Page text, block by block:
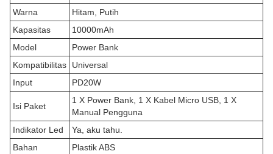
Warna
Hitam, Putih
Kapasitas
10000mAh
Model
Power Bank
Kompatibilitas
Universal
Input
PD20W
Isi Paket
1 X Power Bank, 1 X Kabel Micro USB, 1 X
Manual Pengguna
Indikator Led
Ya, aku tahu.
Bahan
Plastik ABS